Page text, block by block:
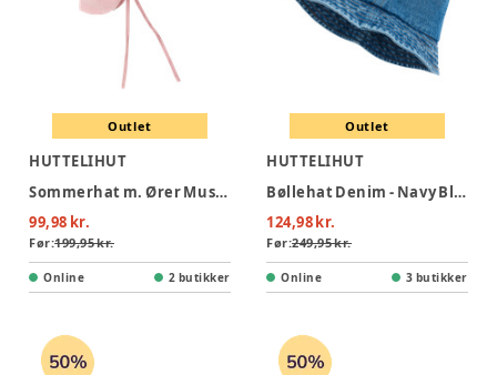
Outlet
HUTTELIHUT
Sommerhat m. Ører Muslin - Pale Mauve
99,98 kr.
Før:199,95 kr.
Online 2 butikker
Outlet
HUTTELIHUT
Bøllehat Denim - Navy Blazer
124,98 kr.
Før:249,95 kr.
Online 3 butikker